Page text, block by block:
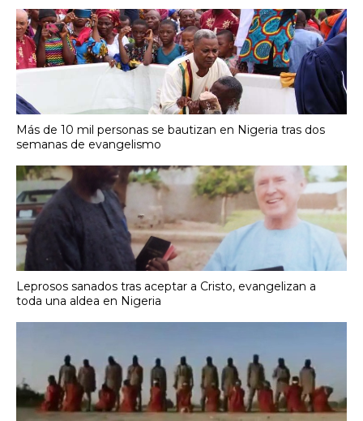
Más de 10 mil personas se bautizan en Nigeria tras dos
semanas de evangelismo
Leprosos sanados tras aceptar a Cristo, evangelizan a
toda una aldea en Nigeria